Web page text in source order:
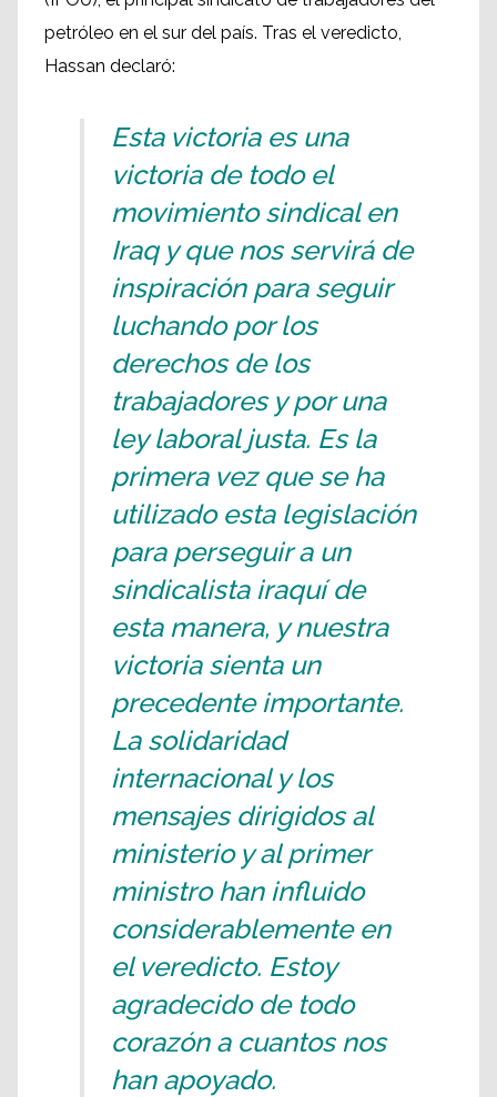
petróleo en el sur del país. Tras el veredicto,
Hassan declaró:
Esta victoria es una
victoria de todo el
movimiento sindical en
Iraq y que nos servirá de
inspiración para seguir
luchando por los
derechos de los
trabajadores y por una
ley laboral justa. Es la
primera vez que se ha
utilizado esta legislación
para perseguir a un
sindicalista iraquí de
esta manera, y nuestra
victoria sienta un
precedente importante.
La solidaridad
internacional y los
mensajes dirigidos al
ministerio y al primer
ministro han influido
considerablemente en
el veredicto. Estoy
agradecido de todo
corazón a cuantos nos
han apoyado.